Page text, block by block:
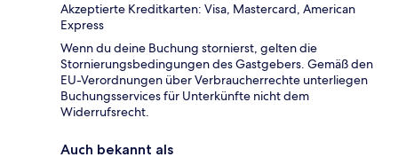
Akzeptierte Kreditkarten: Visa, Mastercard, American
Express
Wenn du deine Buchung stornierst, gelten die
Stornierungsbedingungen des Gastgebers. Gemäß den
EU-Verordnungen über Verbraucherrechte unterliegen
Buchungsservices für Unterkünfte nicht dem
Widerrufsrecht.
Auch bekannt als